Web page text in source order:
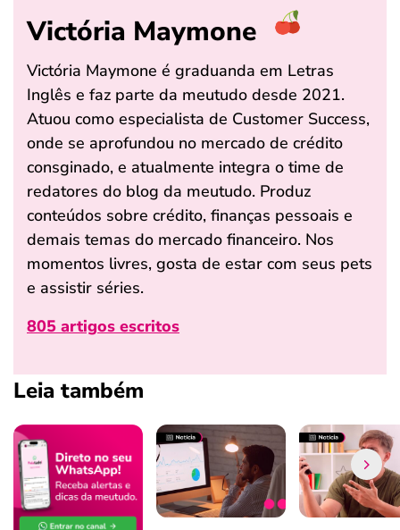
Victória Maymone
Victória Maymone é graduanda em Letras
Inglês e faz parte da meutudo desde 2021.
Atuou como especialista de Customer Success,
onde se aprofundou no mercado de crédito
consginado, e atualmente integra o time de
redatores do blog da meutudo. Produz
conteúdos sobre crédito, finanças pessoais e
demais temas do mercado financeiro. Nos
momentos livres, gosta de estar com seus pets
e assistir séries.
805 artigos escritos
Leia também